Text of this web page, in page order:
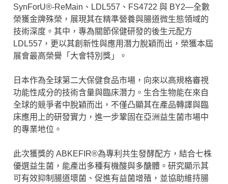
SynForU®-ReMain、LDL557、FS4722 與 BY2—全數
榮獲金牌殊榮，展現其在精準營養與腸道微生態領域的
技術深度。其中，專為關節保健研發的後生元配方
LDL557，更以其創新性與應用潛力脫穎而出，榮獲本屆
展會最高榮譽「大會特別獎」。
日本作為全球第二大保健食品市場，向來以高規格審視
功能性成分的技術含量與臨床潛力。生合生物能在來自
全球的競爭者中脫穎而出，不僅凸顯其在產品轉譯與臨
床應用上的研發實力，進一步鞏固在亞洲益生菌市場中
的專業地位。
此次獲獎的 ABKEFIR®為專利共生發酵配方，結合七株
優選益生菌，能產出多種有機酸與多醣體。研究顯示其
可有效抑制腸道壞菌、促進有益菌增殖，並協助維持腸